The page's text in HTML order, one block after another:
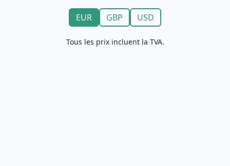
EUR GBP USD
Tous les prix incluent la TVA.